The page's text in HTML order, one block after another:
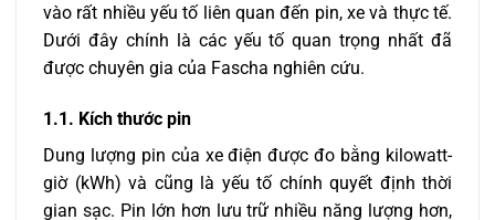
vào rất nhiều yếu tố liên quan đến pin, xe và thực tế.
Dưới đây chính là các yếu tố quan trọng nhất đã
được chuyên gia của Fascha nghiên cứu.
1.1. Kích thước pin
Dung lượng pin của xe điện được đo bằng kilowatt-
giờ (kWh) và cũng là yếu tố chính quyết định thời
gian sạc. Pin lớn hơn lưu trữ nhiều năng lượng hơn,